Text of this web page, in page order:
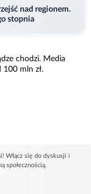
nad regionem.
stopnia
chodzi. Media
mln zł.
Włącz się do dyskusji i
społecznością.